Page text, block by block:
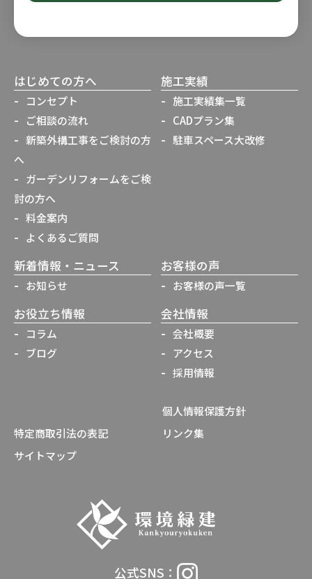
公式SNS：
個人情報保護方針
特定商取引法の表記
リンク集
サイトマップ
はじめての方へ
コンセプト
ご相談の流れ
新築外構工事をご検討の方
へ
ガーデンリフォームをご検
討の方へ
料金案内
よくあるご質問
施工実績
施工実績集一覧
CADプラン集
駐車スペース大改修
新着情報・ニュース
お知らせ
お客様の声
お客様の声一覧
お役立ち情報
コラム
ブログ
会社情報
会社概要
アクセス
採用情報